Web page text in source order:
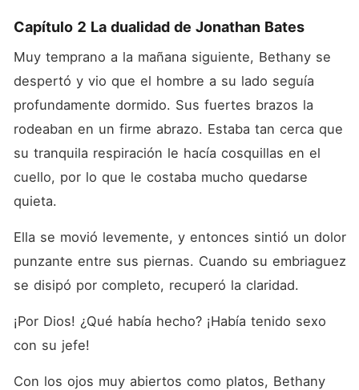
Capítulo 2 La dualidad de Jonathan Bates
Muy temprano a la mañana siguiente, Bethany se
despertó y vio que el hombre a su lado seguía
profundamente dormido. Sus fuertes brazos la
rodeaban en un firme abrazo. Estaba tan cerca que
su tranquila respiración le hacía cosquillas en el
cuello, por lo que le costaba mucho quedarse
quieta.
Ella se movió levemente, y entonces sintió un dolor
punzante entre sus piernas. Cuando su embriaguez
se disipó por completo, recuperó la claridad.
¡Por Dios! ¿Qué había hecho? ¡Había tenido sexo
con su jefe!
Con los ojos muy abiertos como platos, Bethany